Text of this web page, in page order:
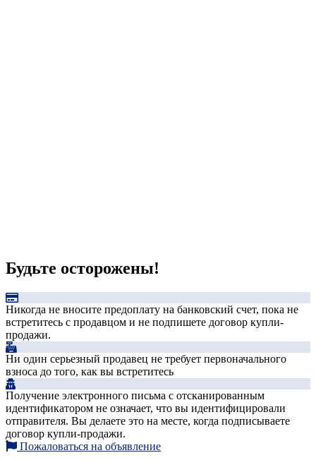
Будьте осторожены!
Никогда не вносите предоплату на банковский счет, пока не
встретитесь с продавцом и не подпишете договор купли-
продажи.
Ни один серьезный продавец не требует первоначального
взноса до того, как вы встретитесь
Получение электронного письма с отсканированным
идентификатором не означает, что вы идентифицировали
отправителя. Вы делаете это на месте, когда подписываете
договор купли-продажи.
Пожаловаться на объявление